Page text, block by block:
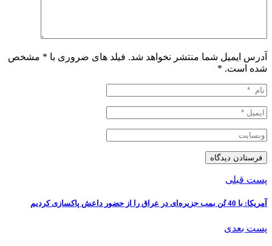
آدرس ایمیل شما منتشر نخواهد شد. فیلد های ضروری با * مشخص
شده است. *
پست قبلی
آمریکا: با 40 تُن بمب جزیره‌ای در عراق را از حضور داعش پاکسازی کردیم
پست بعدی